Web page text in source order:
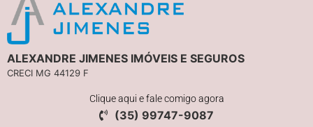
ALEXANDRE JIMENES IMÓVEIS E SEGUROS
CRECI MG 44129 F
Clique aqui e fale comigo agora
(35) 99747-9087